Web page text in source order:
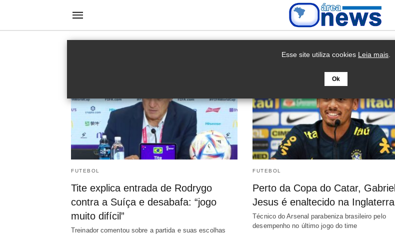
FUTEBOL
Tite explica entrada de Rodrygo
contra a Suíça e desabafa: “jogo
muito difícil”
Treinador comentou sobre a partida e suas escolhas
FUTEBOL
Perto da Copa do Catar, Gabriel
Jesus é enaltecido na Inglaterra
Técnico do Arsenal parabeniza brasileiro pelo
desempenho no último jogo do time
Esse site utiliza cookies Leia mais
Ok